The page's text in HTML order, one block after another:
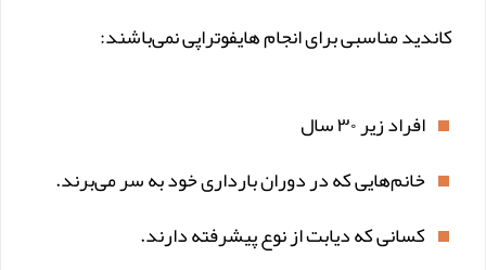
کاندید مناسبی برای انجام هایفوتراپی نمی‌باشند:
افراد زیر ۳۰ سال
خانم‌هایی که در دوران بارداری خود به سر می‌برند.
کسانی که دیابت از نوع پیشرفته دارند.